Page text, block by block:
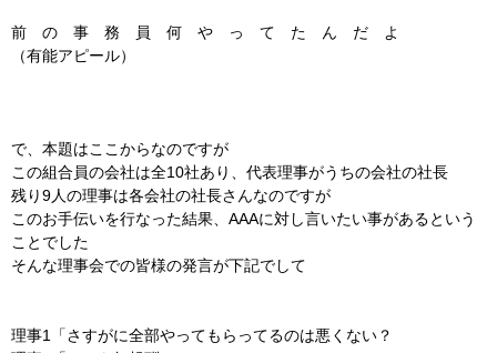
前 の 事 務 員 何 や っ て た ん だ よ
（有能アピール）
で、本題はここからなのですが
この組合員の会社は全10社あり、代表理事がうちの会社の社長
残り9人の理事は各会社の社長さんなのですが
このお手伝いを行なった結果、AAAに対し言いたい事があるという
ことでした
そんな理事会での皆様の発言が下記でして
理事1「さすがに全部やってもらってるのは悪くない？